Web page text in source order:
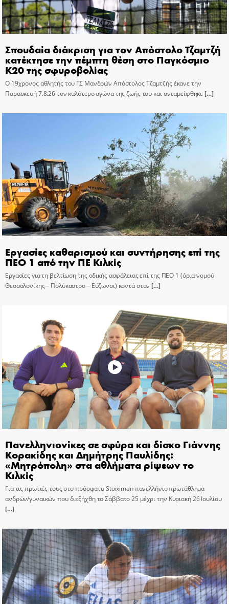
Σπουδαία διάκριση για τον Απόστολο Τζαμτζή
κατέκτησε την πέμπτη θέση στο Παγκόσμιο
Κ20 της σφυροβολίας
Ο 19χρονος αθλητής του ΓΣ Μανδρών Απόστολος Τζαμτζής έκανε την
Παρασκευή 7.8.26 τον καλύτερο αγώνα της ζωής του και ανταμείφθηκε[…]
Εργασίες καθαρισμού και συντήρησης επί της
ΠΕΟ 1 από την ΠΕ Κιλκίς
Εργασίες για τη βελτίωση της οδικής ασφάλειας επί της ΠΕΟ 1 (όρια νομού
Θεσσαλονίκης – Πολύκαστρο – Εύζωνοι) κοντά στον […]
Πανελληνιονίκες σε σφύρα και δίσκο Γιάννης
Κορακίδης και Δημήτρης Παυλίδης:
«Μητρόπολη» στα αθλήματα ρίψεων το
Κιλκίς
Για τις πρωτιές τους στο πρόσφατο Stoiximan πανελλήνιο πρωτάθλημα
ανδρών/γυναικών που διεξήχθη το Σάββατο 25 μέχρι την Κυριακή 26 Ιουλίου
[…]